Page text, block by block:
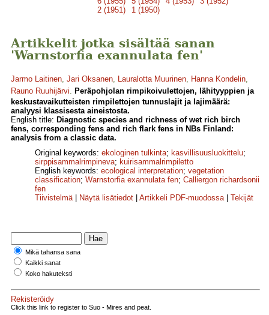
2 (1951)
1 (1950)
Artikkelit jotka sisältää sanan
'Warnstorfia exannulata fen'
Jarmo Laitinen, Jari Oksanen, Lauralotta Muurinen, Hanna Kondelin,
Rauno Ruuhijärvi. Peräpohjolan rimpikoivulettojen, lähityyppien ja
keskustavaikutteisten rimpilettojen tunnuslajit ja lajimäärä:
analyysi klassisesta aineistosta.
English title: Diagnostic species and richness of wet rich birch
fens, corresponding fens and rich flark fens in NBs Finland:
analysis from a classic data.
Original keywords: ekologinen tulkinta; kasvillisuusluokittelu;
sirppisammalrimpineva; kuirisammalrimpiletto
English keywords: ecological interpretation; vegetation
classification; Warnstorfia exannulata fen; Calliergon richardsonii
fen
Tiivistelmä| Näytä lisätiedot Artikkeli PDF-muodossa| Tekijät
Mikä tahansa sana
Kaikki sanat
Koko hakuteksti
Rekisteröidy
Click this link to register to Suo - Mires and peat.